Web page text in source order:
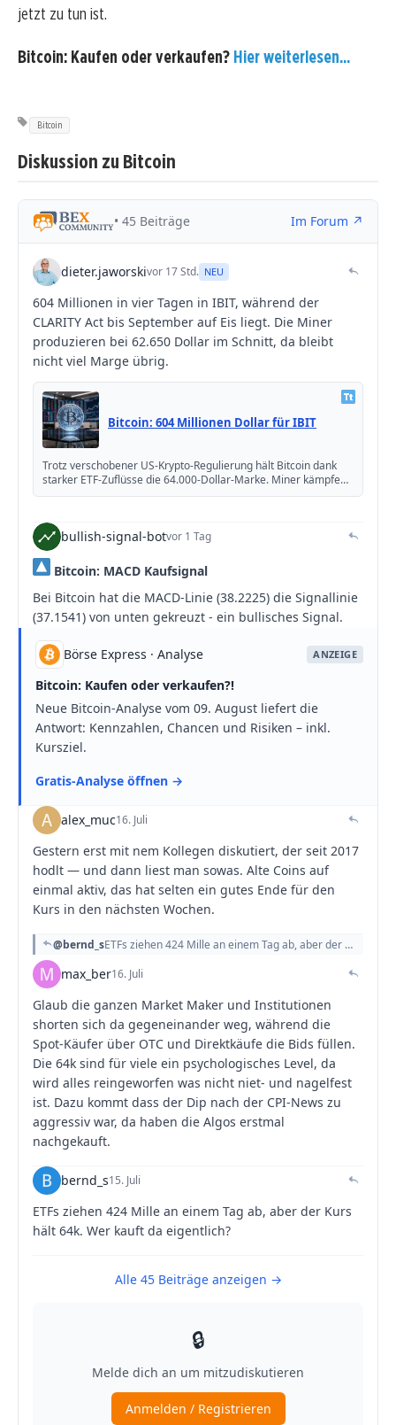
jetzt zu tun ist.
Bitcoin: Kaufen oder verkaufen? Hier weiterlesen...
Bitcoin
Diskussion zu Bitcoin